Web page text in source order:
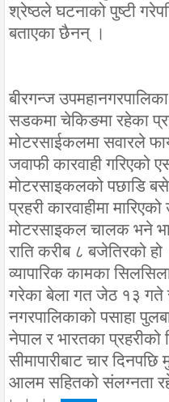
श्रेष्ठले घटनाको पुष्टी
बताएका छैनन् ।
बीरगन्ज
सडकमा चेकिङमा रहेका
मोटरसाईकलमा सवारले
जवाफी कारवाही गरिएको
मोटरसाइकलको पछाडि
प्रहरी कारवाहीमा
मोटरसाइकल चालक भने
राति करीब ८ बजेतिरको हो
व्यापारिक कामका
गरेका बेला गत जेठ १३ गते
नगरपालिकाको पसाहा
नेपाल र भारतका
सीमापारीबाट चार
आलम सहितको संलग्नता